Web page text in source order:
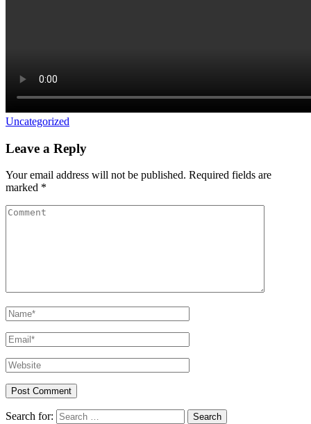
Uncategorized
Leave a Reply
Your email address will not be published. Required fields are
marked *
Search for: